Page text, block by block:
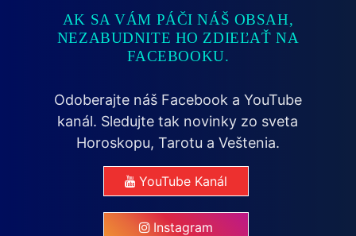
AK SA VÁM PÁČI NÁŠ OBSAH,
NEZABUDNITE HO ZDIEĽAŤ NA
FACEBOOKU.
Odoberajte náš Facebook a YouTube
kanál. Sledujte tak novinky zo sveta
Horoskopu, Tarotu a Veštenia.
YouTube Kanál
Instagram